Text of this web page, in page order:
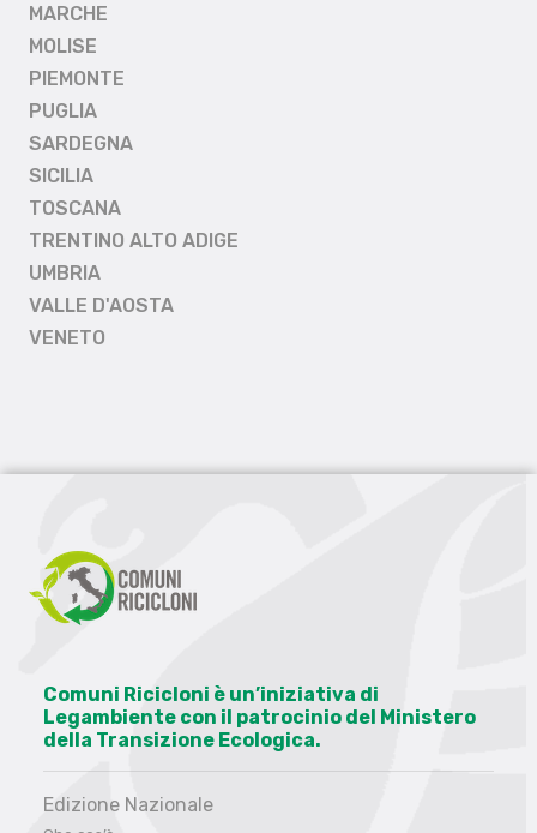
MARCHE
MOLISE
PIEMONTE
PUGLIA
SARDEGNA
SICILIA
TOSCANA
TRENTINO ALTO ADIGE
UMBRIA
VALLE D'AOSTA
VENETO
Comuni Ricicloni è un’iniziativa di
Legambiente con il patrocinio del Ministero
della Transizione Ecologica.
Edizione Nazionale